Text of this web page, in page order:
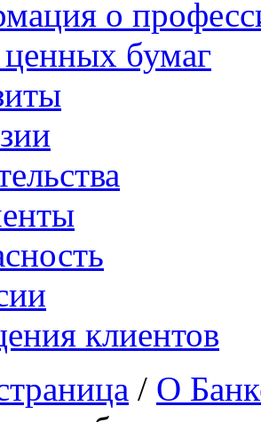
о
бумаг
клиентов
/ О